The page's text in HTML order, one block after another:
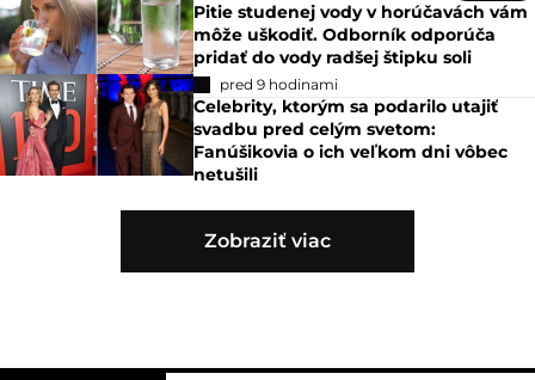
Pitie studenej vody v horúčavách vám
môže uškodiť. Odborník odporúča
pridať do vody radšej štipku soli
pred 9 hodinami
Celebrity, ktorým sa podarilo utajiť
svadbu pred celým svetom:
Fanúšikovia o ich veľkom dni vôbec
netušili
Zobraziť viac